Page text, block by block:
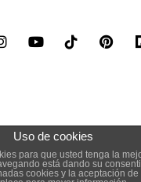
Copyright. Todos los
|Aviso legal
Uso de cookies
para que usted tenga la
está dando su
cookies y la aceptación de